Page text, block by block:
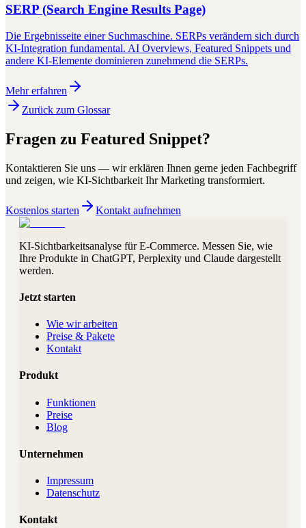
SERP (Search Engine Results Page)
Die Ergebnisseite einer Suchmaschine. SERPs verändern sich durch
KI-Integration fundamental. AI Overviews, Featured Snippets und
andere KI-Elemente dominieren zunehmend die SERPs.
Mehr erfahren
Zurück zum Glossar
Fragen zu Featured Snippet?
Kontaktieren Sie uns — wir erklären Ihnen gerne jeden Fachbegriff
und zeigen, wie KI-Sichtbarkeit Ihr Marketing transformiert.
Kostenlos starten Kontakt aufnehmen
KI-Sichtbarkeitsanalyse für E-Commerce. Messen Sie, wie
Ihre Produkte in ChatGPT, Perplexity und Claude dargestellt
werden.
Jetzt starten
Wie wir arbeiten
Preise & Pakete
Kontakt
Produkt
Funktionen
Preise
Blog
Unternehmen
Impressum
Datenschutz
Kontakt